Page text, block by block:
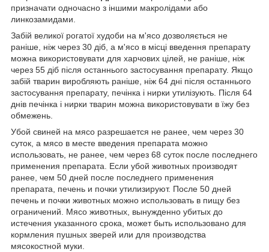
призначати одночасно з іншими макролідами або
линкозамидами.
Забій великої рогатої худоби на м'ясо дозволяється не
раніше, ніж через 30 діб, а м'ясо в місці введення препарату
можна використовувати для харчових цілей, не раніше, ніж
через 55 діб після останнього застосування препарату. Якщо
забій тварин виробляють раніше, ніж 64 дні після останнього
застосування препарату, печінка і нирки утилізують. Після 64
днів печінка і нирки тварин можна використовувати в їжу без
обмежень.
Убой свиней на мясо разрешается не ранее, чем через 30
суток, а мясо в месте введения препарата можно
использовать, не ранее, чем через 68 суток после последнего
применения препарата. Если убой животных производят
ранее, чем 50 дней после последнего применения
препарата, печень и почки утилизируют. После 50 дней
печень и почки животных можно использовать в пищу без
ограничений. Мясо животных, вынужденно убитых до
истечения указанного срока, может быть использовано для
кормления пушных зверей или для производства
мясокостной муки.